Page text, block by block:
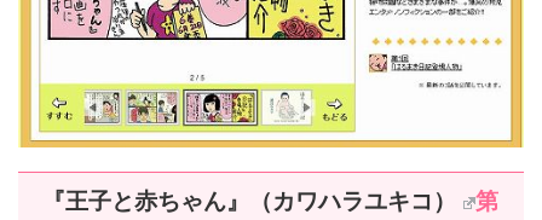
『王子と赤ちゃん』（カワハラユキコ）
第